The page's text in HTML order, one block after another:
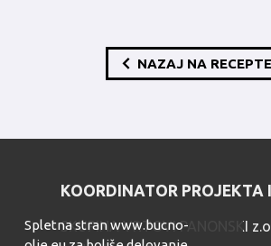
NAZAJ NA RECEPTE
KOORDINATOR
SKUPINA VRTOVI PANONSKI
Spletna stran www.bucno-